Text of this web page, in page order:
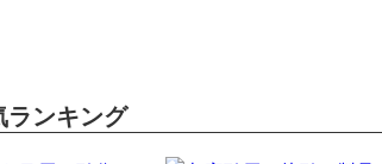
ランキング